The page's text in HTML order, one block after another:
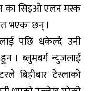
का सिइओ एलन मस्क
भएका छन् ।
पछि धकेल्दै उनी
। ब्लुमबर्ग न्युजलाई
बिहीबार टेस्लाको